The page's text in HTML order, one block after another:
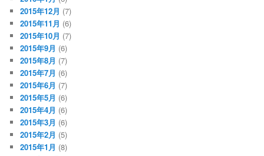
2015年12月 (7)
2015年11月 (6)
2015年10月 (7)
2015年9月 (6)
2015年8月 (7)
2015年7月 (6)
2015年6月 (7)
2015年5月 (6)
2015年4月 (6)
2015年3月 (6)
2015年2月 (5)
2015年1月 (8)